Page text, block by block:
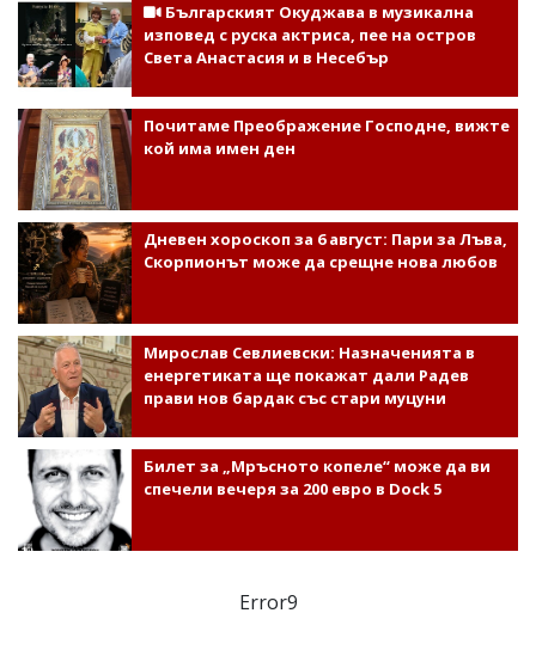
Българският Окуджава в музикална
изповед с руска актриса, пее на остров
Света Анастасия и в Несебър
Почитаме Преображение Господне, вижте
кой има имен ден
Дневен хороскоп за 6 август: Пари за Лъва,
Скорпионът може да срещне нова любов
Мирослав Севлиевски: Назначенията в
енергетиката ще покажат дали Радев
прави нов бардак със стари муцуни
Билет за „Мръсното копеле“ може да ви
спечели вечеря за 200 евро в Dock 5
Error9